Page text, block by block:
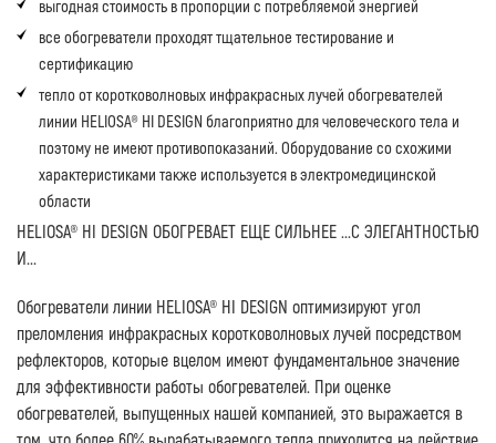
выгодная стоимость в пропорции с потребляемой энергией
все обогреватели проходят тщательное тестирование и
сертификацию
тепло от коротковолновых инфракрасных лучей обогревателей
линии HELIOSA® HI DESIGN благоприятно для человеческого тела и
поэтому не имеют противопоказаний. Оборудование со схожими
характеристиками также используется в электромедицинской
области
HELIOSA® HI DESIGN ОБОГРЕВАЕТ ЕЩЕ СИЛЬНЕЕ ...С ЭЛЕГАНТНОСТЬЮ
И...
Обогреватели линии HELIOSA® HI DESIGN оптимизируют угол
преломления инфракрасных коротковолновых лучей посредством
рефлекторов, которые вцелом имеют фундаментальное значение
для эффективности работы обогревателей. При оценке
обогревателей, выпущенных нашей компанией, это выражается в